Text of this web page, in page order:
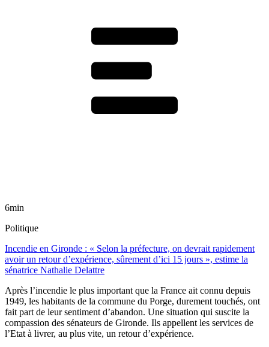
6min
Politique
Incendie en Gironde : « Selon la préfecture, on devrait rapidement
avoir un retour d’expérience, sûrement d’ici 15 jours », estime la
sénatrice Nathalie Delattre
Après l’incendie le plus important que la France ait connu depuis
1949, les habitants de la commune du Porge, durement touchés, ont
fait part de leur sentiment d’abandon. Une situation qui suscite la
compassion des sénateurs de Gironde. Ils appellent les services de
l’Etat à livrer, au plus vite, un retour d’expérience.